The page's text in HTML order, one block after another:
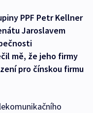
PPF Petr Kellner
Jaroslavem
mě, že jeho firmy
pro čínskou firmu